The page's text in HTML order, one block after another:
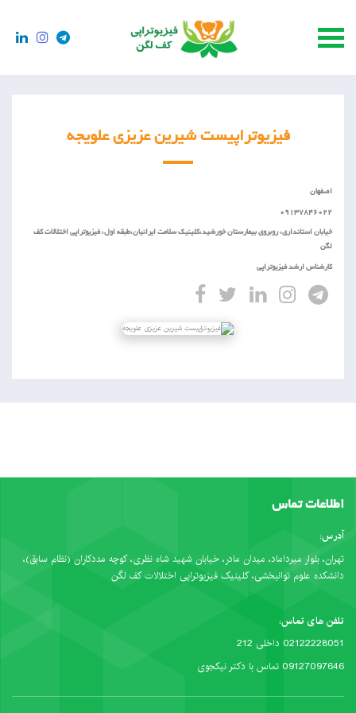
فیزیوتراپیست شیرین عزیزی علویجه
اصفهان
09137846022
خیابان استانداری، روبروی بیمارستان خورشید،کلینیک سلامت ایرانیان،طبقه اول، فیزیوتراپی اختلالات کف
لگن
کارشناس ارشد فیزیوتراپی
اطلاعات تماس
آدرس:
تهران، بلوار میرداماد، میدان مادر، خیابان شهید شاه نظری، کوچه مددکاران (نظام سابق)،
دانشکده علوم توانبخشی، کلینیک فیزیوتراپی اختلالات کف لگن
تلفن های تماس:
02122228051 داخلی 212
09127097646 تماس با دکتر نیکجوی